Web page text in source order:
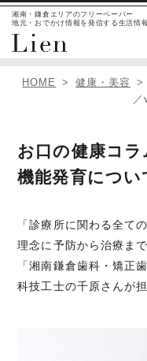
湘南・鎌倉エリアのフリーペーパー
地元・おでかけ情報を発信する生活情
HOME 健康・美容
お口の健康コ
機能発育につ
「診療所に関わる全て
理念に予防から治療ま
「湘南鎌倉歯科・矯正
科技工士の千原さんが担